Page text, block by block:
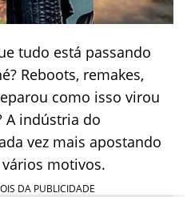
tudo está passando
Reboots, remakes,
como isso virou
A indústria do
vez mais apostando
motivos.